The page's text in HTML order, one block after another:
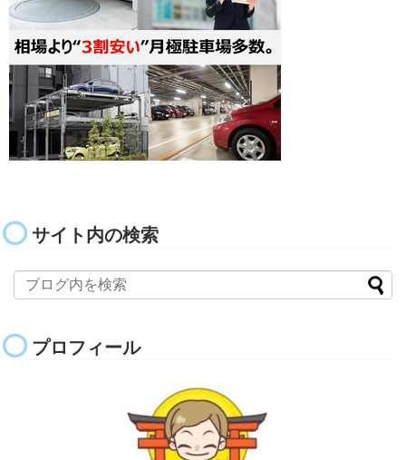
サイト内の検索
プロフィール